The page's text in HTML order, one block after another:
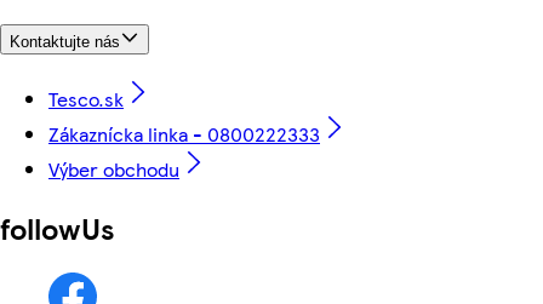
Kontaktujte nás
Tesco.sk
Zákaznícka linka - 0800222333
Výber obchodu
followUs